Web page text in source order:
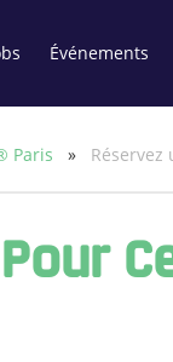
Événements
Paris »